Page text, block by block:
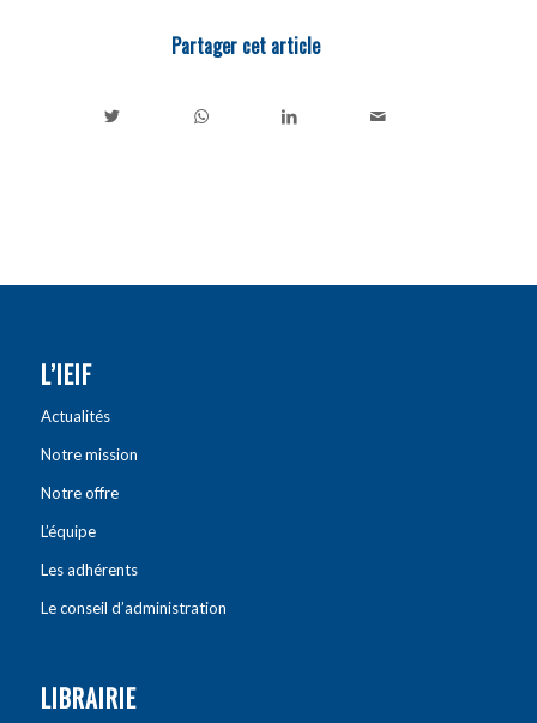
Partager cet article
L’IEIF
Actualités
Notre mission
Notre offre
L’équipe
Les adhérents
Le conseil d’administration
LIBRAIRIE